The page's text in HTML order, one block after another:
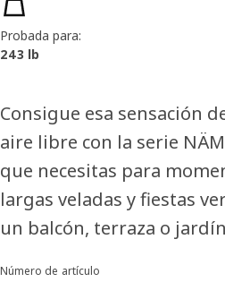
Probada para:
243 lb
Consigue esa sensación
aire libre con la serie
que necesitas para
largas veladas y fiestas
un balcón, terraza o
Número de artículo